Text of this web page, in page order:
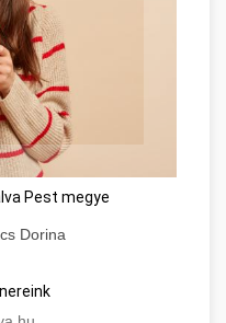
Pest megye
Dorina